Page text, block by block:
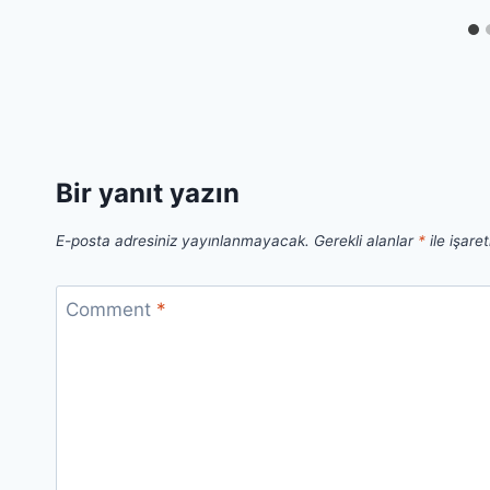
Bir yanıt yazın
E-posta adresiniz yayınlanmayacak. Gerekli alanlar * ile
Comment *